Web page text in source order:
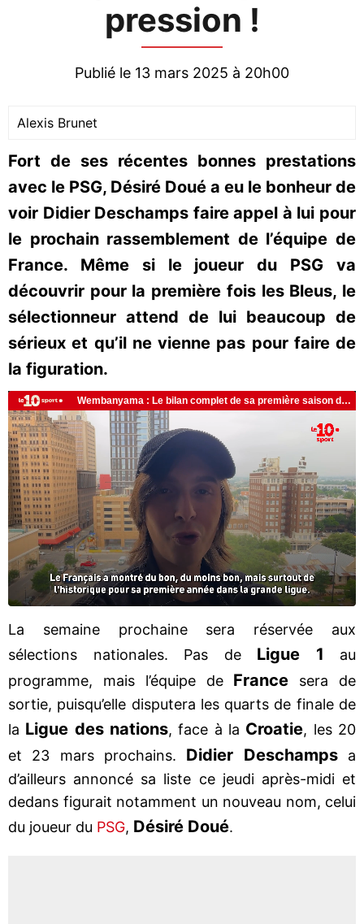
pression !
Publié le 13 mars 2025 à 20h00
Alexis Brunet
Fort de ses récentes bonnes prestations
avec le PSG, Désiré Doué a eu le bonheur de
voir Didier Deschamps faire appel à lui pour
le prochain rassemblement de l’équipe de
France. Même si le joueur du PSG va
découvrir pour la première fois les Bleus, le
sélectionneur attend de lui beaucoup de
sérieux et qu’il ne vienne pas pour faire de
la figuration.
La semaine prochaine sera réservée aux
sélections nationales. Pas de Ligue 1 au
programme, mais l’équipe de France sera de
sortie, puisqu’elle disputera les quarts de finale de
la Ligue des nations, face à la Croatie, les 20
et 23 mars prochains. Didier Deschamps
a
d’ailleurs annoncé sa liste ce jeudi après-midi et
dedans figurait notamment un nouveau nom, celui
du joueur du PSG, Désiré Doué.